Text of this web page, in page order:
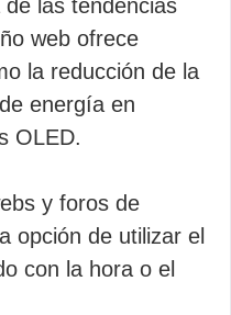
las tendencias
web ofrece
la reducción de la
energía en
OLED.
y foros de
opción de utilizar el
con la hora o el